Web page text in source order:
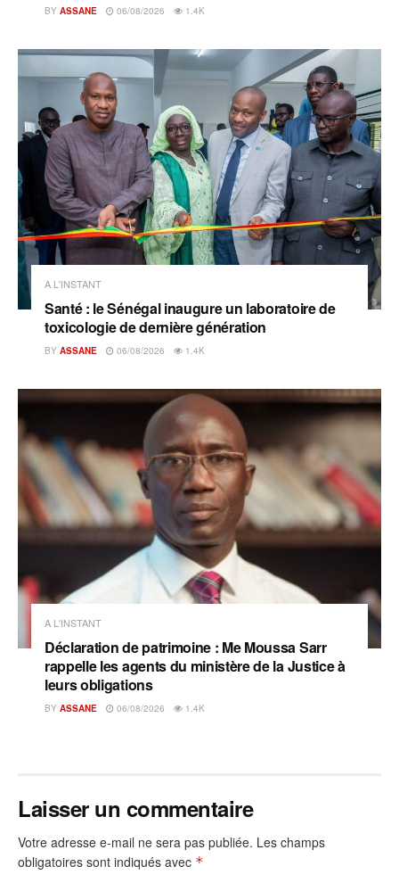
BY ASSANE 06/08/2026 1.4K
A L'INSTANT
Santé : le Sénégal inaugure un laboratoire de
toxicologie de dernière génération
BY ASSANE 06/08/2026 1.4K
A L'INSTANT
Déclaration de patrimoine : Me Moussa Sarr
rappelle les agents du ministère de la Justice à
leurs obligations
BY ASSANE 06/08/2026 1.4K
Laisser un commentaire
Votre adresse e-mail ne sera pas publiée. Les champs
obligatoires sont indiqués avec *